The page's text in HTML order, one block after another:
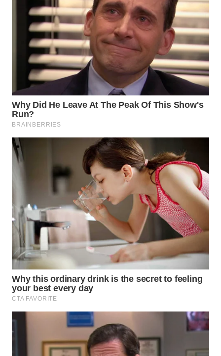
TEBING
TINGGI
WN
PAKPAK
WN
KARAWANG
WN
BEKASI
BOGOR
WN
TAPANULI
UTARA
WN
SAMOSIR